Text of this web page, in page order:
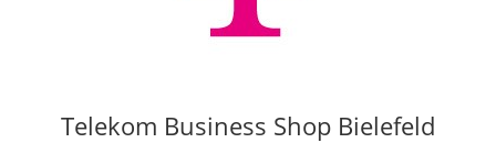
Telekom Business Shop Bielefeld